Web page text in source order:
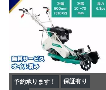
予約承ります！
保証有り